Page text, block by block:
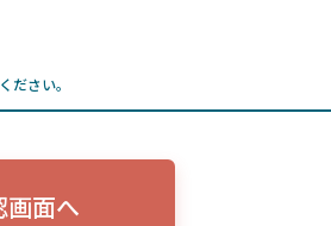
さい。
画面へ